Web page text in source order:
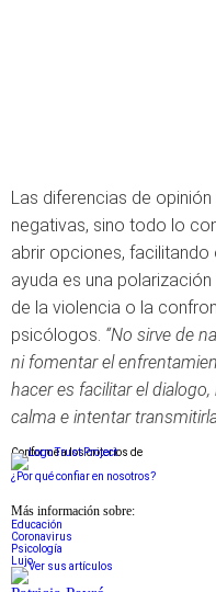
Las diferencias de
negativas, sino todo lo
abrir opciones,
ayuda es una
de la violencia o la
psicólogos. “No sirve de
ni fomentar el
hacer es facilitar el
calma e intentar
Conforme a los criterios de
¿Por qué confiar en nosotros?
Más información sobre:
Educación
Coronavirus
Psicología
Lujo